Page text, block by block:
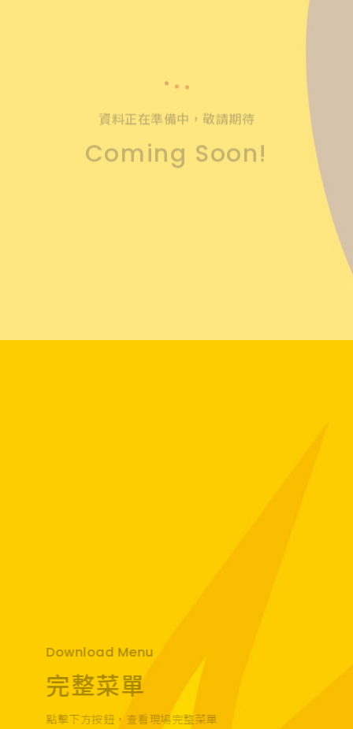
Coming Soon!
Download Menu
完整菜單
點擊下方按鈕，查看現場完整菜單